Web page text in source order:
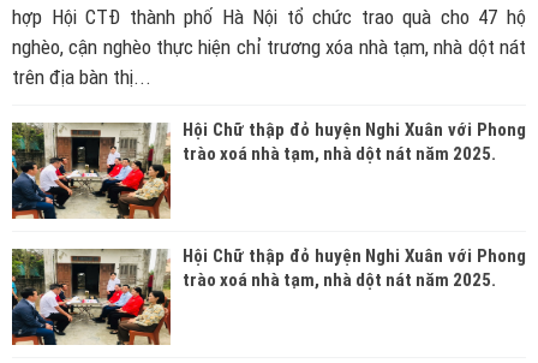
hợp Hội CTĐ thành phố Hà Nội tổ chức trao quà cho 47 hộ
nghèo, cận nghèo thực hiện chỉ trương xóa nhà tạm, nhà dột nát
trên địa bàn thị...
Hội Chữ thập đỏ huyện Nghi Xuân với Phong
trào xoá nhà tạm, nhà dột nát năm 2025.
Hội Chữ thập đỏ huyện Nghi Xuân với Phong
trào xoá nhà tạm, nhà dột nát năm 2025.